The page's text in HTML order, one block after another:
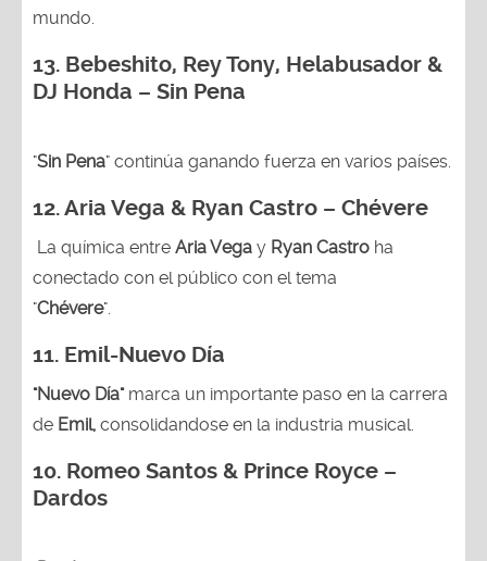
mundo.
13. Bebeshito, Rey Tony, Helabusador &
DJ Honda – Sin Pena
"Sin Pena" continúa ganando fuerza en varios países.
12. Aria Vega & Ryan Castro – Chévere
La química entre Aria Vega y Ryan Castro ha
conectado con el público con el tema
"Chévere".
11. Emil-Nuevo Día
"Nuevo Día"marca un importante paso en la carrera
de Emil, consolidandose en la industria musical.
10. Romeo Santos & Prince Royce –
Dardos